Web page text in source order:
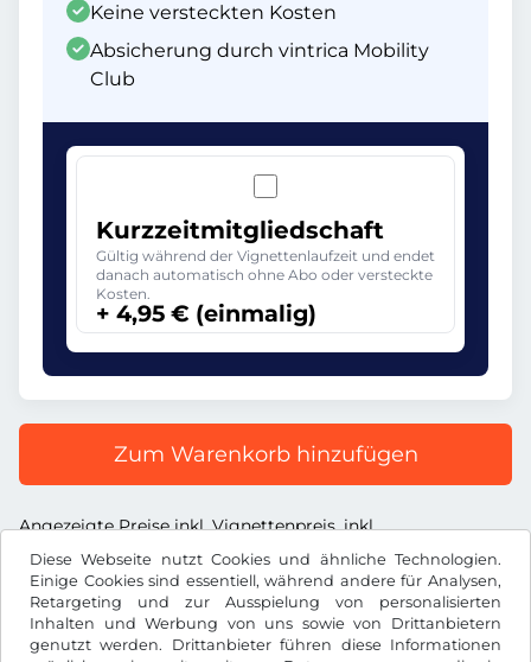
Diese Webseite nutzt Cookies und ähnliche Technologien.
Einige Cookies sind essentiell, während andere für Analysen,
Retargeting und zur Ausspielung von personalisierten
Inhalten und Werbung von uns sowie von Drittanbietern
genutzt werden. Drittanbieter führen diese Informationen
Keine versteckten Kosten
Absicherung durch vintrica Mobility
Club
Kurzzeitmitgliedschaft
Gültig während der Vignettenlaufzeit und endet
danach automatisch ohne Abo oder versteckte
Kosten.
+ 4,95 € (einmalig)
Zum Warenkorb hinzufügen
Angezeigte Preise inkl. Vignettenpreis, inkl.
Dienstleistungsentgelt und inkl. der gesetzl. MwSt.